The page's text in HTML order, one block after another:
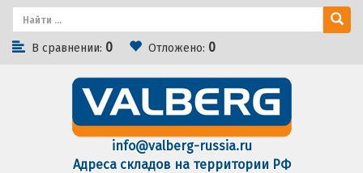
В сравнении: 0 Отложено: 0
info@valberg-russia.ru
Адреса складов на территории РФ